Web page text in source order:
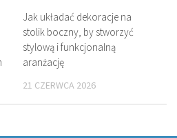
Jak układać dekoracje na
stolik boczny, by stworzyć
stylową i funkcjonalną
aranżację
21 CZERWCA 2026